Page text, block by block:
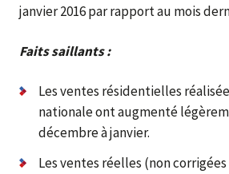
janvier 2016 par rapport au mois
Faits saillants :
Les ventes résidentielles
nationale ont augmenté
décembre à janvier.
Les ventes réelles (non